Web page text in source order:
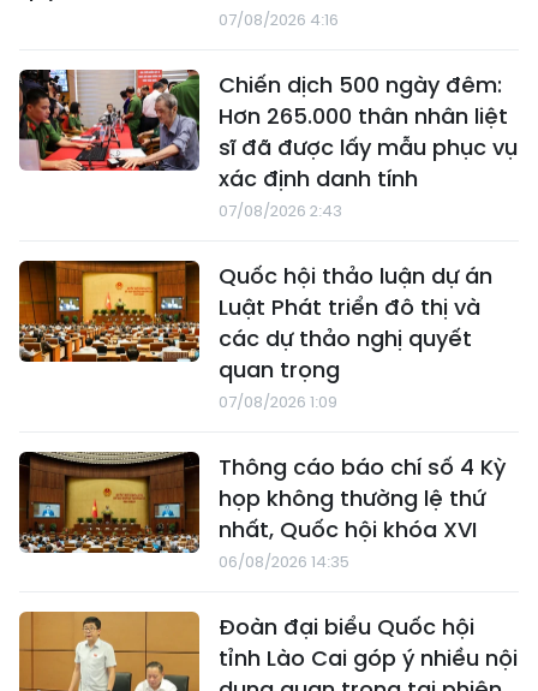
07/08/2026 4:16
Chiến dịch 500 ngày đêm:
Hơn 265.000 thân nhân liệt
sĩ đã được lấy mẫu phục vụ
xác định danh tính
07/08/2026 2:43
Quốc hội thảo luận dự án
Luật Phát triển đô thị và
các dự thảo nghị quyết
quan trọng
07/08/2026 1:09
Thông cáo báo chí số 4 Kỳ
họp không thường lệ thứ
nhất, Quốc hội khóa XVI
06/08/2026 14:35
Đoàn đại biểu Quốc hội
tỉnh Lào Cai góp ý nhiều nội